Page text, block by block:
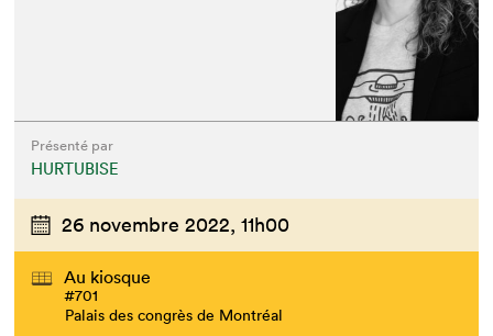
Présenté par
HURTUBISE
26 novembre 2022, 11h00
Au kiosque
#701
Palais des congrès de Montréal